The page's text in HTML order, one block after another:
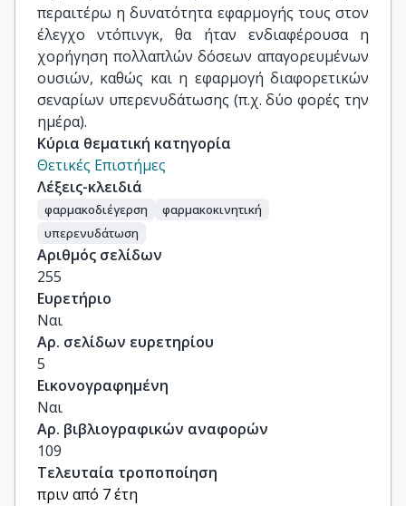
Κύρια θεματική κατηγορία
Θετικές Επιστήμες
Λέξεις-κλειδιά
φαρμακοδιέγερση
φαρμακοκινητική
υπερενυδάτωση
Αριθμός σελίδων
255
Ευρετήριο
Ναι
Αρ. σελίδων ευρετηρίου
5
Εικονογραφημένη
Ναι
Αρ. βιβλιογραφικών αναφορών
109
Τελευταία τροποποίηση
πριν από 7 έτη